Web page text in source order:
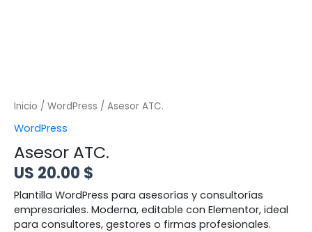
Inicio / WordPress / Asesor ATC.
WordPress
Asesor ATC.
US 20.00 $
Plantilla WordPress para asesorías y consultorías
empresariales. Moderna, editable con Elementor, ideal
para consultores, gestores o firmas profesionales.